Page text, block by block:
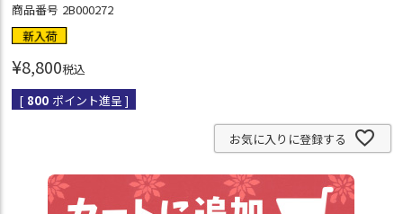
商品番号 2B000272
新入荷
¥8,800税込
[ 800 ポイント進呈 ]
お気に入りに登録する